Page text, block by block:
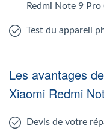
Redmi Note 9 Pro
Test du appareil
Les avantages
Xiaomi Redmi
Devis de votre